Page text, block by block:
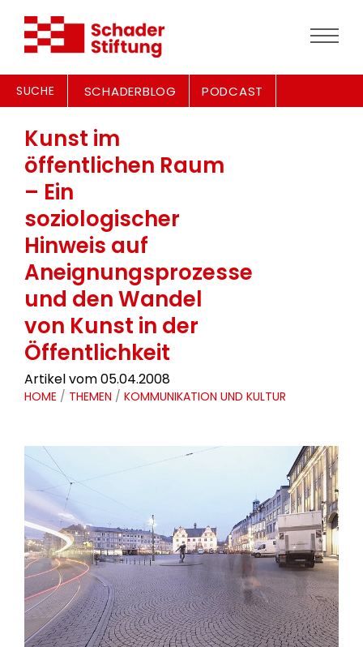
SUCHE SCHADERBLOG PODCAST
Kunst im
öffentlichen Raum
– Ein
soziologischer
Hinweis auf
Aneignungsprozesse
und den Wandel
von Kunst in der
Öffentlichkeit
Artikel vom 05.04.2008
HOME / THEMEN / KOMMUNIKATION UND KULTUR